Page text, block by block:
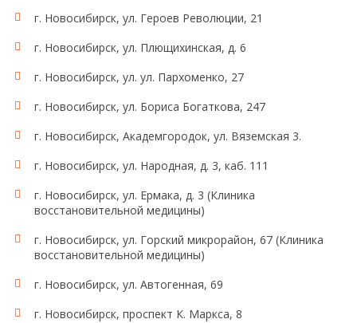
г. Новосибирск, ул. Героев Революции, 21
г. Новосибирск, ул. Плющихинская, д. 6
г. Новосибирск, ул. ул. Пархоменко, 27
г. Новосибирск, ул. Бориса Богаткова, 247
г. Новосибирск, Академгородок, ул. Вяземская 3.
г. Новосибирск, ул. Народная, д. 3, каб. 111
г. Новосибирск, ул. Ермака, д. 3 (Клиника
восстановительной медицины)
г. Новосибирск, ул. Горский микрорайон, 67 (Клиника
восстановительной медицины)
г. Новосибирск, ул. Автогенная, 69
г. Новосибирск, проспект К. Маркса, 8